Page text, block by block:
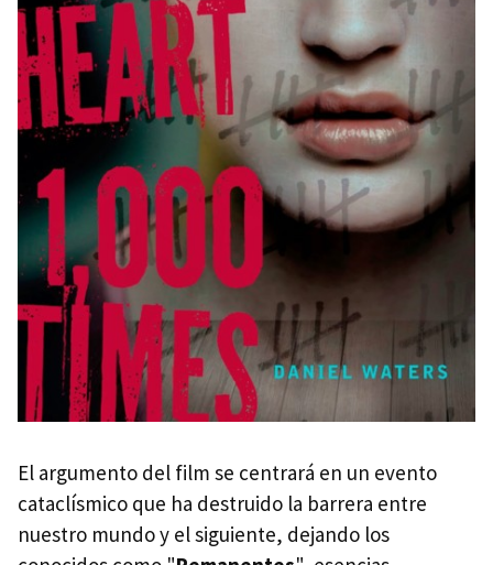
El argumento del film se centrará en un evento
cataclísmico que ha destruido la barrera entre
nuestro mundo y el siguiente, dejando los